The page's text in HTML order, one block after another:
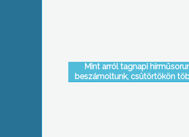
Mint arról tagnapi
beszámoltunk, csütörtökön